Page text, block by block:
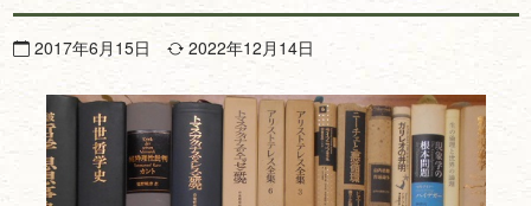
2017年6月15日 2022年12月14日